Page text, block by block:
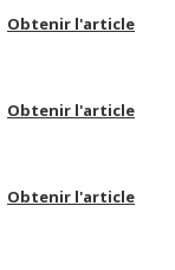
Obtenir l'article
Obtenir l'article
Obtenir l'article